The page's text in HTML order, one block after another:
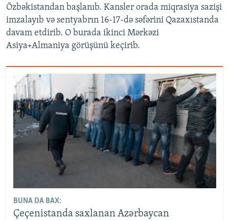
Özbəkistandan başlanıb. Kansler orada miqrasiya sazişi
imzalayıb və sentyabrın 16-17-də səfərini Qazaxıstanda
davam etdirib. O burada ikinci Mərkəzi
Asiya+Almaniya görüşünü keçirib.
BUNA DA BAX:
Çeçenistanda saxlanan Azərbaycan